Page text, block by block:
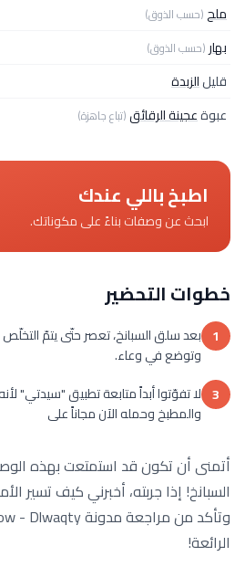
ملح(حسب الذوق)
بهار (حسب الذوق)
قليلالزبدة
عبوةعجينة الرقائق(تباع جاهزة)
اطبخ باللي عندك
ابحث عن وصفات بناءً على مكوناتك.
خطوات التحضير
1 بعد سلق السبانخ، تعصر حتّى يتمّ
وتوضع في وعاء.
3 لا تفوّتوا أبداً متابعة تطبيق "سيدتي"
والمطبخ وحمله الآن مجاناً على
أتمنى أن تكون قد استمتعت بهذه
السبانخ! إذا جربته، أخبرني كيف تسير
الرائعة!